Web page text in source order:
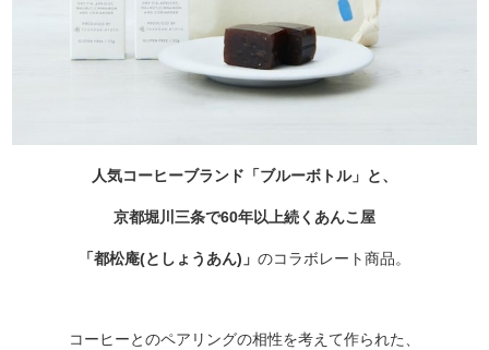
人気コーヒーブランド「ブルーボトル」と、
京都堀川三条で60年以上続くあんこ屋
「都松庵(としょうあん)」 のコラボレート商品。
コーヒーとのペアリングの相性を考えて作られた、